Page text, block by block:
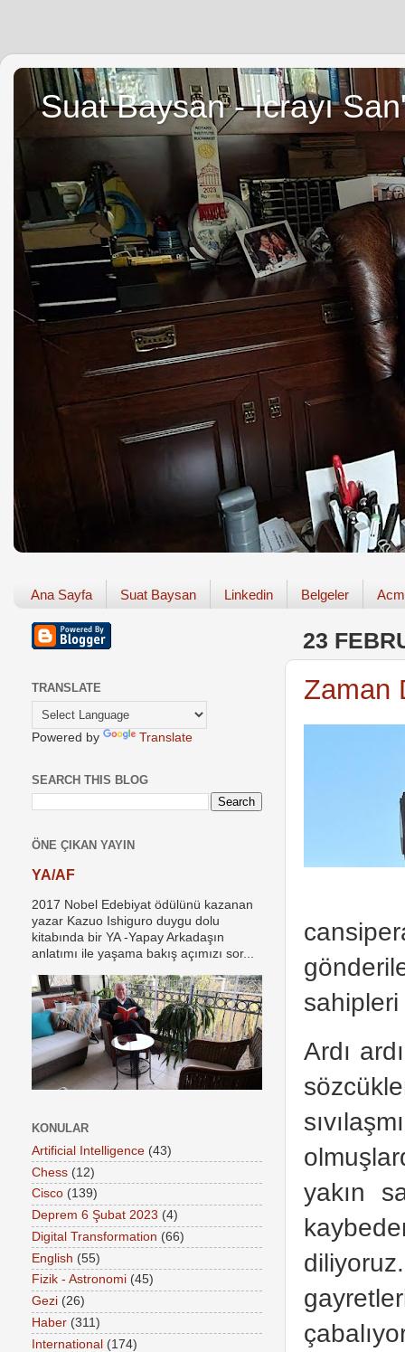
Suat Baysan - İcrayı
Ana Sayfa Suat Baysan Linkedin Belgeler
23
Zaman
Ardı
yakın
TRANSLATE
Powered by Translate
SEARCH THIS BLOG
ÖNE ÇIKAN YAYIN
YA/AF
2017 Nobel Edebiyat ödülünü kazanan
yazar Kazuo Ishiguro duygu dolu
kitabında bir YA -Yapay Arkadaşın
anlatımı ile yaşama bakış açımızı sor...
KONULAR
Artificial Intelligence (43)
Chess (12)
Cisco (139)
Deprem 6 Şubat 2023 (4)
Digital Transformation (66)
English (55)
Fizik - Astronomi (45)
Gezi (26)
Haber (311)
International (174)